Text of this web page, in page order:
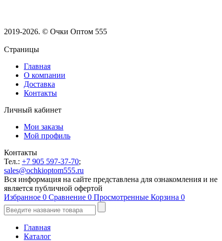
2019-2026. © Очки Оптом 555
Страницы
Главная
О компании
Доставка
Контакты
Личный кабинет
Мои заказы
Мой профиль
Контакты
Тел.: +7 905 597-37-70;
sales@ochkioptom555.ru
Вся информация на сайте представлена для ознакомления и не
является публичной офертой
Избранное 0 Сравнение 0 Просмотренные Корзина 0
Главная
Каталог